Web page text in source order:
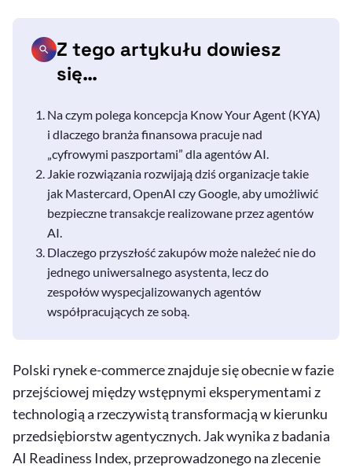
Z tego artykułu dowiesz
się…
Na czym polega koncepcja KnowYourAgent (KYA)
i dlaczego branża finansowa pracuje nad
„cyfrowymi paszportami” dla agentówAI.
Jakie rozwiązania rozwijają dziś organizacje takie
jak Mastercard, OpenAI czy Google, aby umożliwić
bezpieczne transakcje realizowane przez agentów
AI.
Dlaczego przyszłość zakupów może należeć nie do
jednego uniwersalnego asystenta, lecz do
zespołów wyspecjalizowanych agentów
współpracujących ze sobą.
Polski rynek e-commerce znajduje się obecnie w fazie
przejściowej między wstępnymi eksperymentami z
technologią a rzeczywistą transformacją w kierunku
przedsiębiorstw agentycznych. Jak wynika z badania
AI Readiness Index, przeprowadzonego na zlecenie